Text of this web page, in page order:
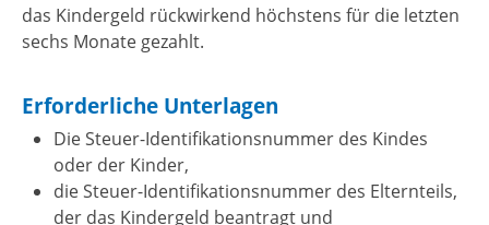
das Kindergeld rückwirkend höchstens für die letzten
sechs Monate gezahlt.
Erforderliche Unterlagen
Die Steuer-Identifikationsnummer des Kindes
oder der Kinder,
die Steuer-Identifikationsnummer des Elternteils,
der das Kindergeld beantragt und